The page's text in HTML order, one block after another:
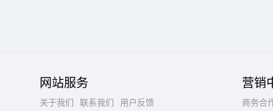
网站服务
关于我们 联系我们
用户反馈
营销
商务合